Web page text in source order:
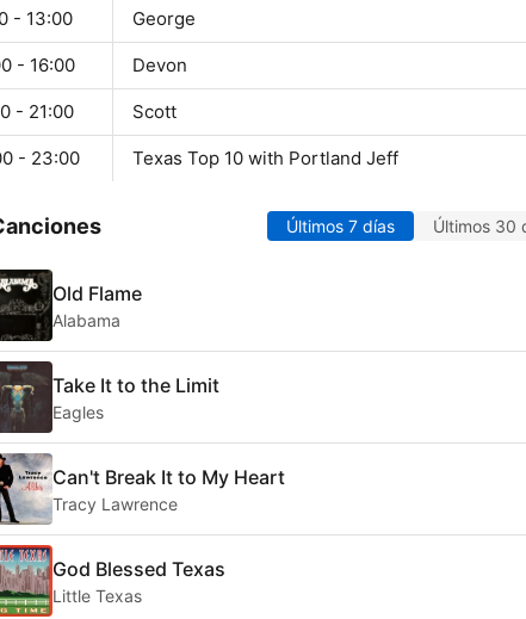
- 13:00 George
- 16:00 Devon
- 21:00 Scott
- 23:00 Texas Top 10 with Portland Jeff
Últimos 7 días Últimos 30
Old Flame
Alabama
Take It to the Limit
Eagles
Can't Break It to My Heart
Tracy Lawrence
God Blessed Texas
Little Texas